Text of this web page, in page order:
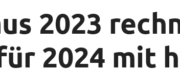
2023
2024 mit